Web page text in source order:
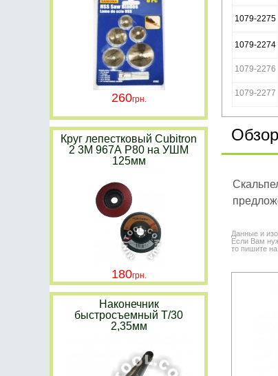
1079-2275
1079-2274
1079-2276
1079-2277
Обзор
Данные и
Если Вам
то пишите
260
Круг лепестковый Cubitron
2 3M 967А P80 на УШМ
125мм
180
Наконечник
быстросъемный Т/30
2,35мм